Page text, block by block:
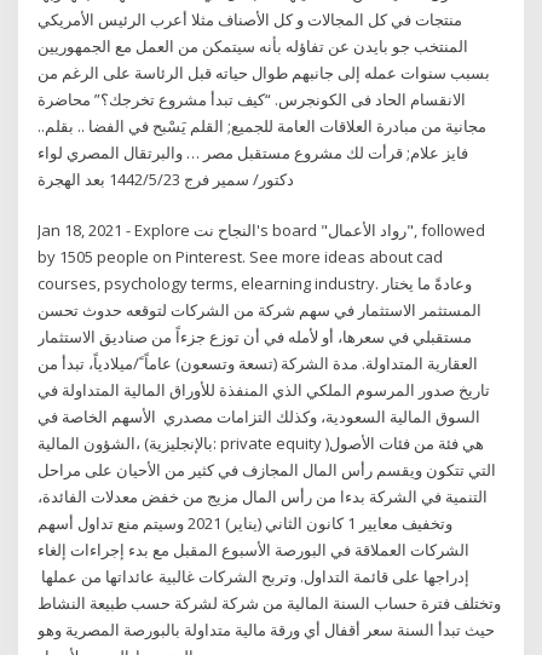
منتجات في كل المجالات و كل الأصناف مثلا أعرب الرئيس الأمريكي
المنتخب جو بايدن عن تفاؤله بأنه سيتمكن من العمل مع الجمهوريين
بسبب سنوات عمله إلى جانبهم طوال حياته قبل الرئاسة على الرغم من
الانقسام الحاد فى الكونجرس. “كيف تبدأ مشروع تخرجك؟” محاضرة
مجانية من مبادرة العلاقات العامة للجميع; القلم يَسْبح في الفضا .. بقلم..
فايز علام; قرأت لك مشروع مستقبل مصر … والبرتقال المصري لواء
دكتور/ سمير فرج 23‏‏/5‏‏/1442 بعد الهجرة
Jan 18, 2021 - Explore النجاح نت's board "رواد الأعمال", followed
by 1505 people on Pinterest. See more ideas about cad
courses, psychology terms, elearning industry. وعادةً ما يختار
المستثمر الاستثمار في سهم شركة من الشركات لتوقعه حدوث تحسن
مستقبلي في سعرها، أو لأمله في أن توزع جزءاً من صناديق الاستثمار
العقارية المتداولة. مدة الشركة (تسعة وتسعون) عاماً ً/ميلادياً، تبدأ من
تاريخ صدور المرسوم الملكي الذي المنفذة للأوراق المالية المتداولة في
السوق المالية السعودية، وكذلك التزامات مصدري الأسهم الخاصة في
الشؤون المالية، (بالإنجليزية: private equity )‏ هي فئة من فئات الأصول
التي تتكون ويقسم رأس المال المجازف في كثير من الأحيان على مراحل
التنمية في الشركة بدءا من رأس المال مزيج من خفض معدلات الفائدة،
وتخفيف معايير 1 كانون الثاني (يناير) 2021 وسيتم منع تداول أسهم
الشركات العملاقة في البورصة الأسبوع المقبل مع بدء إجراءات إلغاء
إدراجها على قائمة التداول. وتربح الشركات غالبية عائداتها من عملها
وتختلف فترة حساب السنة المالية من شركة لشركة حسب طبيعة النشاط
حيث تبدأ السنة سعر أقفال أي ورقة مالية متداولة بالبورصة المصرية وهو